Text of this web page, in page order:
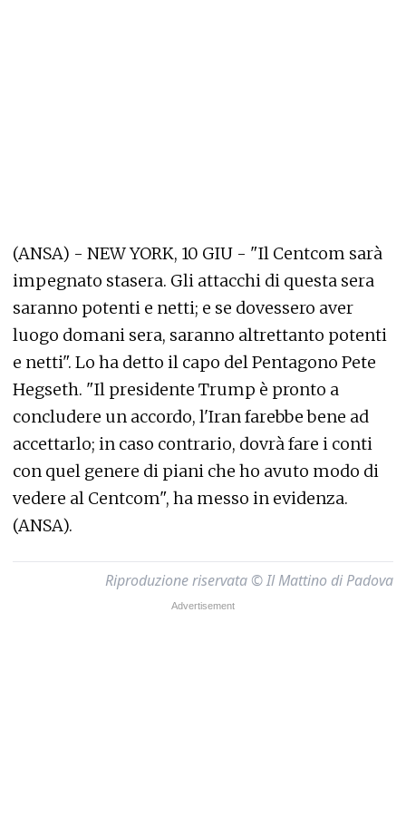
(ANSA) - NEW YORK, 10 GIU - "Il Centcom sarà
impegnato stasera. Gli attacchi di questa sera
saranno potenti e netti; e se dovessero aver
luogo domani sera, saranno altrettanto potenti
e netti". Lo ha detto il capo del Pentagono Pete
Hegseth. "Il presidente Trump è pronto a
concludere un accordo, l'Iran farebbe bene ad
accettarlo; in caso contrario, dovrà fare i conti
con quel genere di piani che ho avuto modo di
vedere al Centcom", ha messo in evidenza.
(ANSA).
Riproduzione riservata © Il Mattino di Padova